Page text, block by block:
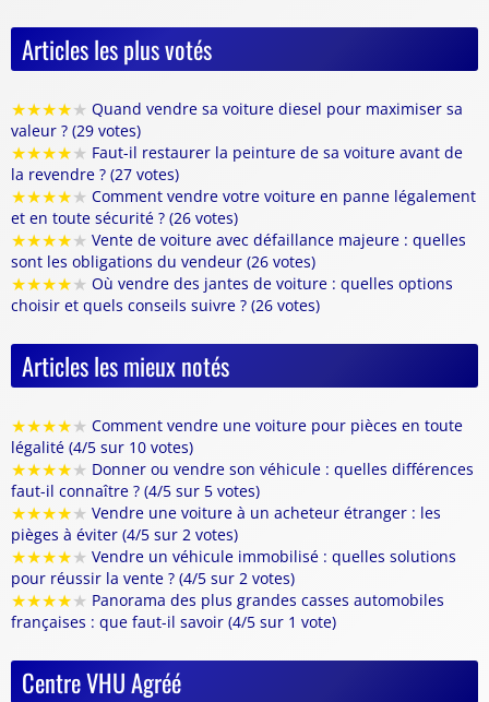
Articles les plus votés
★★★★★ Quand vendre sa voiture diesel pour maximiser sa
valeur ? (29 votes)
★★★★★ Faut-il restaurer la peinture de sa voiture avant de
la revendre ? (27 votes)
★★★★★ Comment vendre votre voiture en panne légalement
et en toute sécurité ? (26 votes)
★★★★★ Vente de voiture avec défaillance majeure : quelles
sont les obligations du vendeur (26 votes)
★★★★★ Où vendre des jantes de voiture : quelles options
choisir et quels conseils suivre ? (26 votes)
Articles les mieux notés
★★★★★ Comment vendre une voiture pour pièces en toute
légalité (4/5 sur 10 votes)
★★★★★ Donner ou vendre son véhicule : quelles différences
faut-il connaître ? (4/5 sur 5 votes)
★★★★★ Vendre une voiture à un acheteur étranger : les
pièges à éviter (4/5 sur 2 votes)
★★★★★ Vendre un véhicule immobilisé : quelles solutions
pour réussir la vente ? (4/5 sur 2 votes)
★★★★★ Panorama des plus grandes casses automobiles
françaises : que faut-il savoir (4/5 sur 1 vote)
Centre VHU Agréé